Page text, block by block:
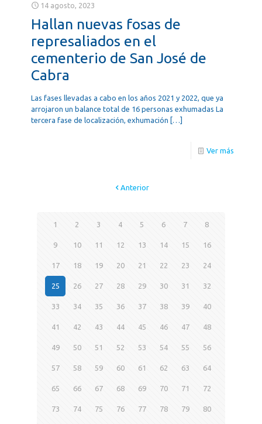
14 agosto, 2023
Hallan nuevas fosas de
represaliados en el
cementerio de San José de
Cabra
Las fases llevadas a cabo en los años 2021 y 2022, que ya
arrojaron un balance total de 16 personas exhumadas La
tercera fase de localización, exhumación […]
Ver más
Anterior
1 2 3 4 5 6 7 8
9 10 11 12 13 14 15 16
17 18 19 20 21 22 23 24
25 26 27 28 29 30 31 32
33 34 35 36 37 38 39 40
41 42 43 44 45 46 47 48
49 50 51 52 53 54 55 56
57 58 59 60 61 62 63 64
65 66 67 68 69 70 71 72
73 74 75 76 77 78 79 80